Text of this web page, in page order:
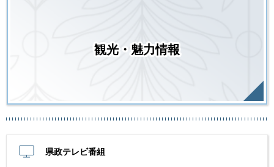
観光・魅力情報
県政テレビ番組